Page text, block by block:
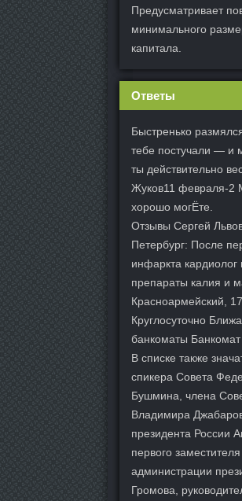
Предусматривает
минимального
капитала.
Ответы
Быстренько
тебе постучали — и
ты действительно
Жуков11 февраля-2
хорошо могЁте.
Отзывы Сергей
Петербург: После
инфаркта кардиолог
препараты калия и
Красноармейский,
Круглосуточно
банкоматы Банкомат
В списке также
спикера Совета
Бушмина, члена
Владимира
президента России
первого
администрации
Громова,